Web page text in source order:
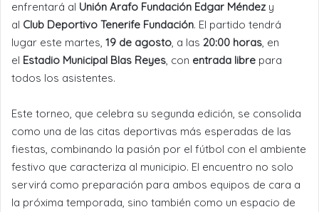
enfrentará al Unión Arafo Fundación Edgar Méndez y
al Club Deportivo Tenerife Fundación. El partido tendrá
lugar este martes, 19 de agosto, a las 20:00 horas, en
el Estadio Municipal Blas Reyes, con entrada libre para
todos los asistentes.
Este torneo, que celebra su segunda edición, se consolida
como una de las citas deportivas más esperadas de las
fiestas, combinando la pasión por el fútbol con el ambiente
festivo que caracteriza al municipio. El encuentro no solo
servirá como preparación para ambos equipos de cara a
la próxima temporada, sino también como un espacio de